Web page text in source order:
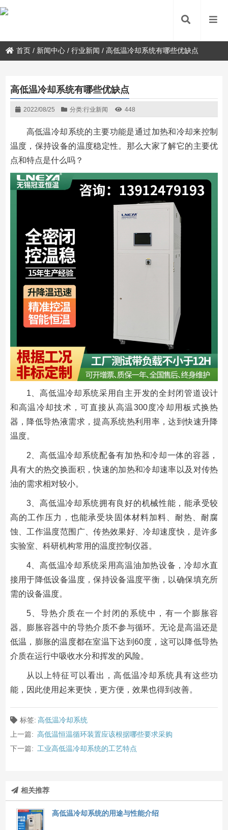
首页 / 新闻中心 /行业新闻 /高低温冷却系统有哪些优缺点
高低温冷却系统有哪些优缺点
2022/08/25 分类:行业新闻 448
高低温冷却系统的主要功能是通过加热和冷却来控制
温度，保持设备的温度稳定性。那么大家了解它的主要优
点和特点是什么吗？
1、高低温冷却系统采用自主开发的全封闭管道设计
和高温冷却技术，可直接从高温300度冷却用板式换热
器，降低导热液需求，提高系统热利用率，达到快速升降
温度。
2、高低温冷却系统配备有加热和冷却一体的容器，
具有大的热交换面积，快速的加热和冷却速率以及对传热
油的需求相对较小。
3、高低温冷却系统拥有良好的机械性能，能承受较
高的工作压力，也能承受块固体材料加料、耐热、耐腐
蚀、工作温度范围广、传热效果好、冷却速度快，是许多
实验室、科研机构常用的温度控制仪器。
4、高低温冷却系统采用高温油加热设备，冷却水直
接用于降低设备温度，保持设备温度平衡，以确保填充所
需的设备温度。
5、导热介质在一个封闭的系统中，有一个膨胀容
器。膨胀容器中的导热介质不参与循环。无论是高温还是
低温，膨胀的温度都在室温下达到60度，这可以降低导热
介质在运行中吸收水分和挥发的风险。
从以上特征可以看出，高低温冷却系统具有这些功
能，因此使用起来更快，更方便，效果也得到改善。
标签: 高低温冷却系统
上一篇: 高低温恒温循环装置应该根据哪些要求采购
下一篇: 工业高低温冷却系统的工艺特点
相关推荐
高低温冷却系统的用途与性能介绍